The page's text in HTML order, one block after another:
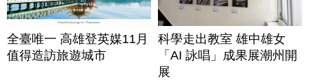
全臺唯一 高雄登英媒11月
值得造訪旅遊城市
科學走出教室 雄中雄女
「AI 詠唱」成果展潮州開
展